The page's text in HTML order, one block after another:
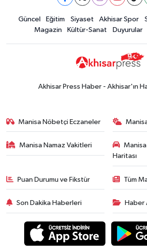
Güncel Eğitim Siyaset Akhisar Spor
Magazin
Kültür-Sanat Duyurular
Akhisar Press Haber - Akhisar'ın
Manisa Nöbetçi Eczaneler
Manisa Namaz Vakitleri
Haritası
Puan Durumu ve Fikstür Tüm
Son Dakika Haberleri Haber